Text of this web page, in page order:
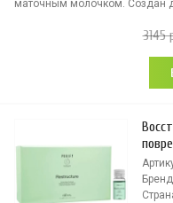
маточным молочком. Создан
3145